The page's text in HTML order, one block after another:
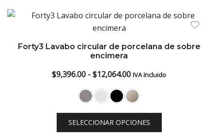
Forty3 Lavabo circular de porcelana de sobre
encimera
$9,396.00 -$12,064.00Rango
de
precios:
desde
$9,396.00
IVA Incluido
SELECCIONAR OPCIONES